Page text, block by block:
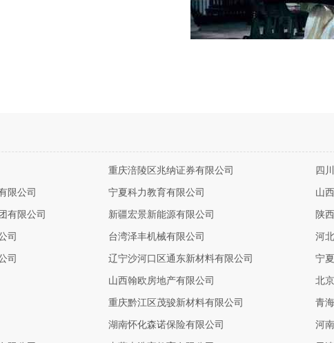
重庆涪陵区兆纳证券有限公司 四
限公司 宁夏科力教育有限公司 山
有限公司 新疆宏景新能源有限公司 陕
司 台湾泽丰机械有限公司 河
司 辽宁沙河口区通东新材料有限公司 宁
山西翰欧房地产有限公司 北
重庆黔江区茂骏新材料有限公司 青
湖南怀化森诺保险有限公司 河